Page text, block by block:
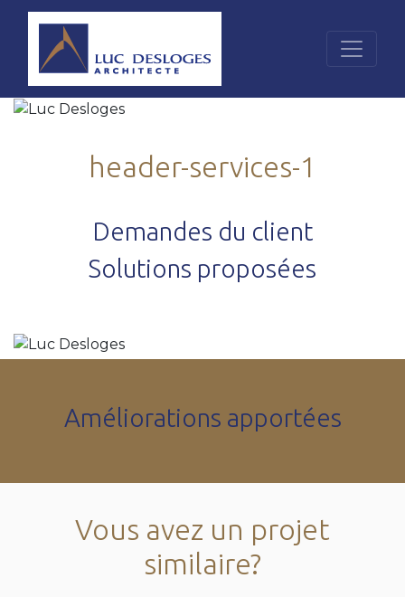
header-services-1
Demandes du client
Solutions proposées
Améliorations apportées
Vous avez un projet
similaire?